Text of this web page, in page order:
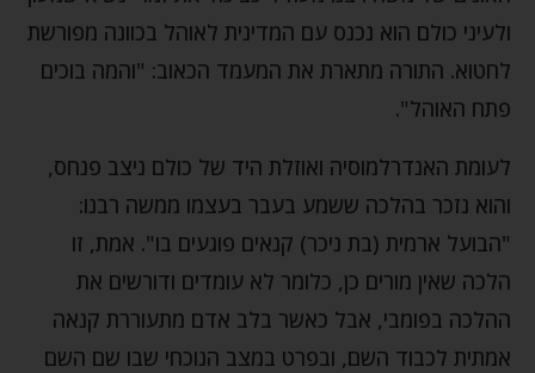
ולעיני כולם הוא נכנס עם המדינית לאוהל בכוונה מפורשת
לחטוא. התורה מתארת את המעמד הכאוב: "והמה בוכים
פתח האוהל".
לעומת האנדרלמוסיה ואוזלת היד של כולם ניצב פנחס,
והוא נזכר בהלכה ששמע בעבר בעצמו ממשה רבנו:
"הבועל ארמית (בת ניכר) קנאים פוגעים בו". אמת, זו
הלכה שאין מורים כן, כלומר לא עומדים ודורשים את
ההלכה בפומבי, אבל כאשר בלב אדם מתעוררת קנאה
אמתית לכבוד השם, ובפרט במצב הנוכחי שבו שם השם